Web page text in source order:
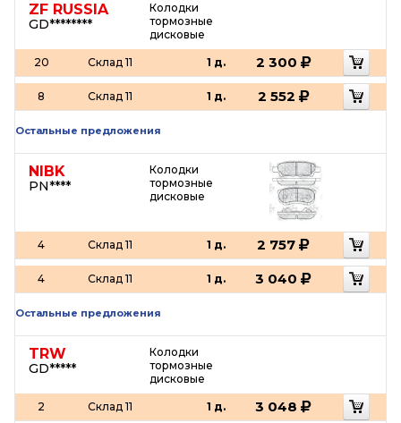
ZF RUSSIA
GD********
Колодки
тормозные
дисковые
20 Склад 11 1 д. 2 300
8 Склад 11 1 д. 2 552
Остальные предложения
NIBK
PN****
Колодки
тормозные
дисковые
4 Склад 11 1 д. 2 757
4 Склад 11 1 д. 3 040
Остальные предложения
TRW
GD*****
Колодки
тормозные
дисковые
2 Склад 11 1 д. 3 048